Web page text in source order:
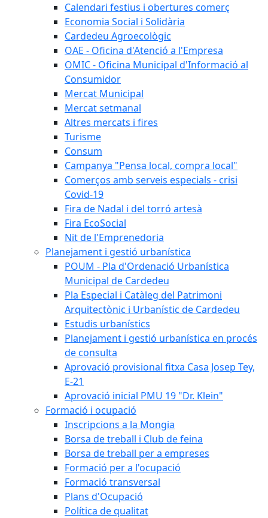
Calendari festius i obertures comerç
Economia Social i Solidària
Cardedeu Agroecològic
OAE - Oficina d'Atenció a l'Empresa
OMIC - Oficina Municipal d'Informació al
Consumidor
Mercat Municipal
Mercat setmanal
Altres mercats i fires
Turisme
Consum
Campanya "Pensa local, compra local"
Comerços amb serveis especials - crisi
Covid-19
Fira de Nadal i del torró artesà
Fira EcoSocial
Nit de l'Emprenedoria
Planejament i gestió urbanística
POUM - Pla d'Ordenació Urbanística
Municipal de Cardedeu
Pla Especial i Catàleg del Patrimoni
Arquitectònic i Urbanístic de Cardedeu
Estudis urbanístics
Planejament i gestió urbanística en procés
de consulta
Aprovació provisional fitxa Casa Josep Tey,
E-21
Aprovació inicial PMU 19 "Dr. Klein"
Formació i ocupació
Inscripcions a la Mongia
Borsa de treball i Club de feina
Borsa de treball per a empreses
Formació per a l'ocupació
Formació transversal
Plans d'Ocupació
Política de qualitat